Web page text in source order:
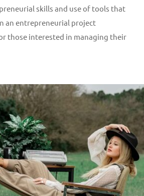
skills and use of tools that
an entrepreneurial project
those interested in managing their